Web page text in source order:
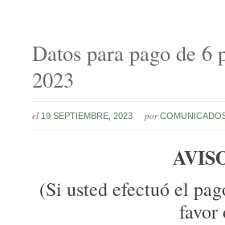
Datos para pago de 6
2023
el 19 SEPTIEMBRE, 2023 por
(Si usted efectuó el
favor